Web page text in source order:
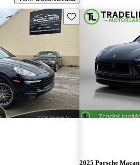
Guarda este Aviso
2025 Porsche Macan